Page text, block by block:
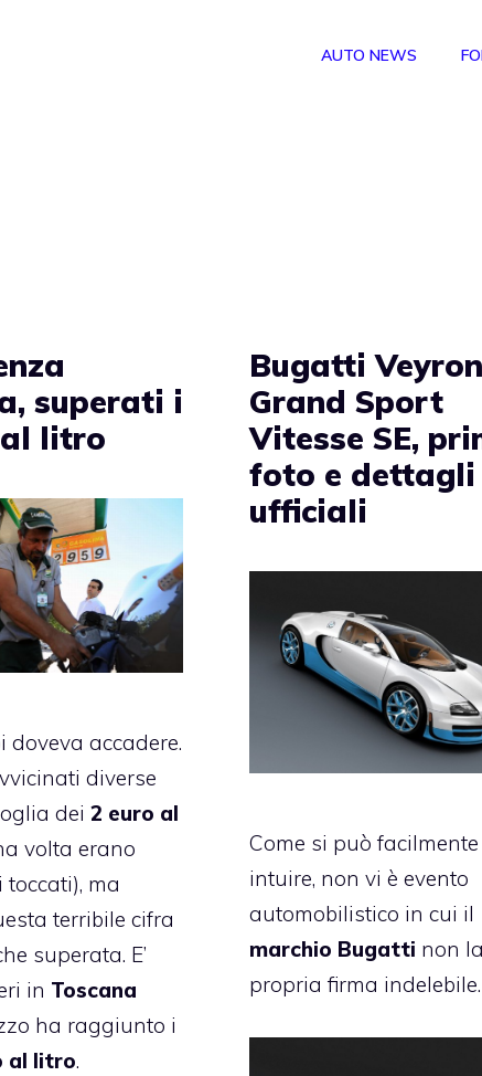
AUTO NEWS
superati i
litro
doveva accadere.
diverse
dei 2 euro al
volta erano
ma
terribile cifra
superata. E’
in Toscana
ha raggiunto i
al litro.
Bugatti Veyron
Grand Sport
Vitesse SE,
foto e dettagli
ufficiali
Come si può facilmente
intuire, non vi è evento
automobilistico in cui il
marchio Bugatti non
propria firma indelebile.